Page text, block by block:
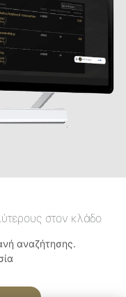
στον κλάδο
αναζήτησης.